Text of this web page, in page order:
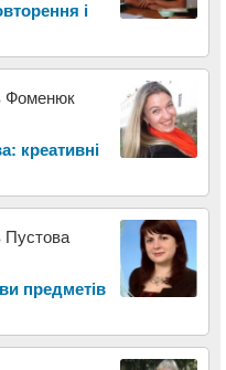
і
Фоменюк
креативні
Пустова
предметів